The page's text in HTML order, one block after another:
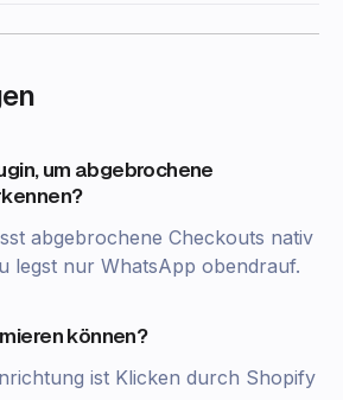
um abgebrochene
abgebrochene Checkouts nativ
legst nur WhatsApp obendrauf.
können?
ist Klicken durch Shopify